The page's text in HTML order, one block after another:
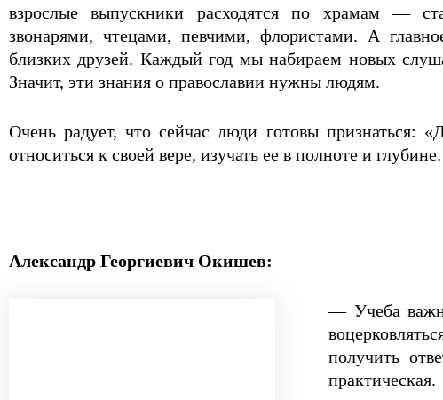
взрослые выпускники расходятся по храмам —
звонарями, чтецами, певчими, флористами. А
близких друзей. Каждый год мы набираем новых
Значит, эти знания о православии нужны людям.
Очень радует, что сейчас люди готовы признаться:
относиться к своей вере, изучать ее в полноте и глубине.
Александр Георгиевич Окишев:
— Учеба
получить
практическая.